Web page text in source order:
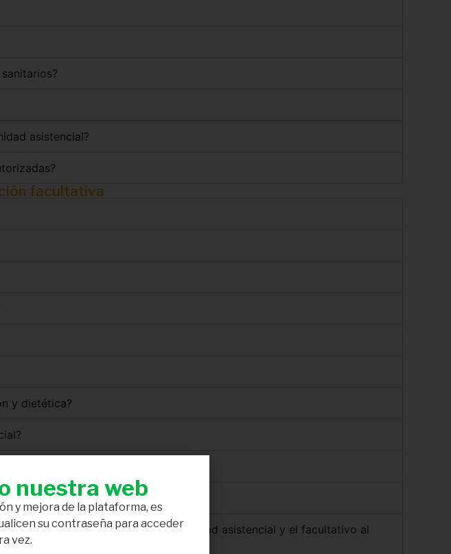
asistencial?
facultativa
y dietética?
dietética?
el titular administrativo de una unidad asistencial y el facultativo al
nuestra web
y mejora de la plataforma, es
su contraseña para acceder
vez.